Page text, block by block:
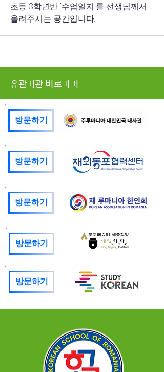
초등 3학년반 '수업일지'를 선생님께서
올려주시는 공간입니다.
유관기관 바로가기
방문하기
방문하기
방문하기
방문하기
방문하기